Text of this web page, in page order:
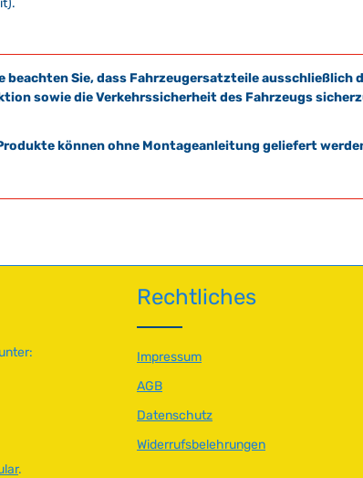
beachten Sie, dass Fahrzeugersatzteile
sowie die Verkehrssicherheit des Fahrzeugs
können ohne Montageanleitung geliefert
.
Rechtliches
Impressum
AGB
Datenschutz
Widerrufsbelehrungen